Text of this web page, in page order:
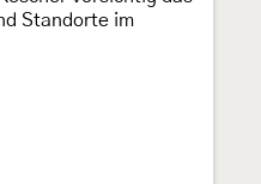
Standorte im